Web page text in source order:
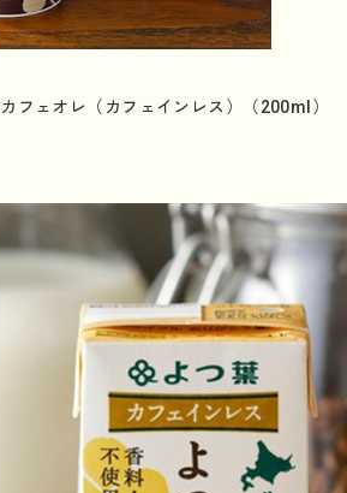
フェオレ（カフェインレス）（200ml）